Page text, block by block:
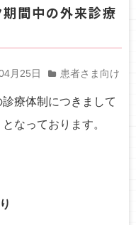
間中の外来診療
月25日 患者さま向け
療体制につきまして
なっております。
v
a
t